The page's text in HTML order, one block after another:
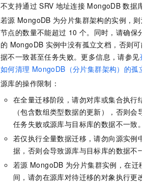
不支持通过 SRV 地址连接 MongoDB 数据库
若源 MongoDB 为分片集群架构的实例，则源
节点的数量不能超过 10 个。同时，请确保分
的 MongoDB 实例中没有孤立文档，否则可
据不一致甚至任务失败。更多信息，请参见孤
如何清理 MongoDB（分片集群架构）的孤立
源库的操作限制：
在全量迁移阶段，请勿对库或集合执行结
（包含数组类型数据的更新），否则会导
任务失败或源库与目标库的数据不一致。
若仅执行全量数据迁移，请勿向源实例中
据，否则会导致源库与目标库的数据不一
若源 MongoDB 为分片集群实例，在迁移
间，请勿在源库对待迁移的对象执行更改